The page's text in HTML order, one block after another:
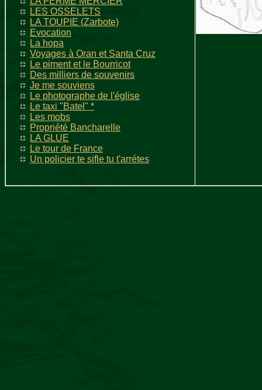
LES OSSELETS
LA TOUPIE (Zarbote)
Evocation
La hopa
Voyages à Oran et Santa Cruz
Le piment et le Bourricot
Des milliers de souvenirs
Je me souviens
Le photographe de l'église
Le taxi "Batel" *
Les mobs
Propriété Bancharelle
LA GLUE
Le tour de France
Un policier te sifle tu t'arrétes